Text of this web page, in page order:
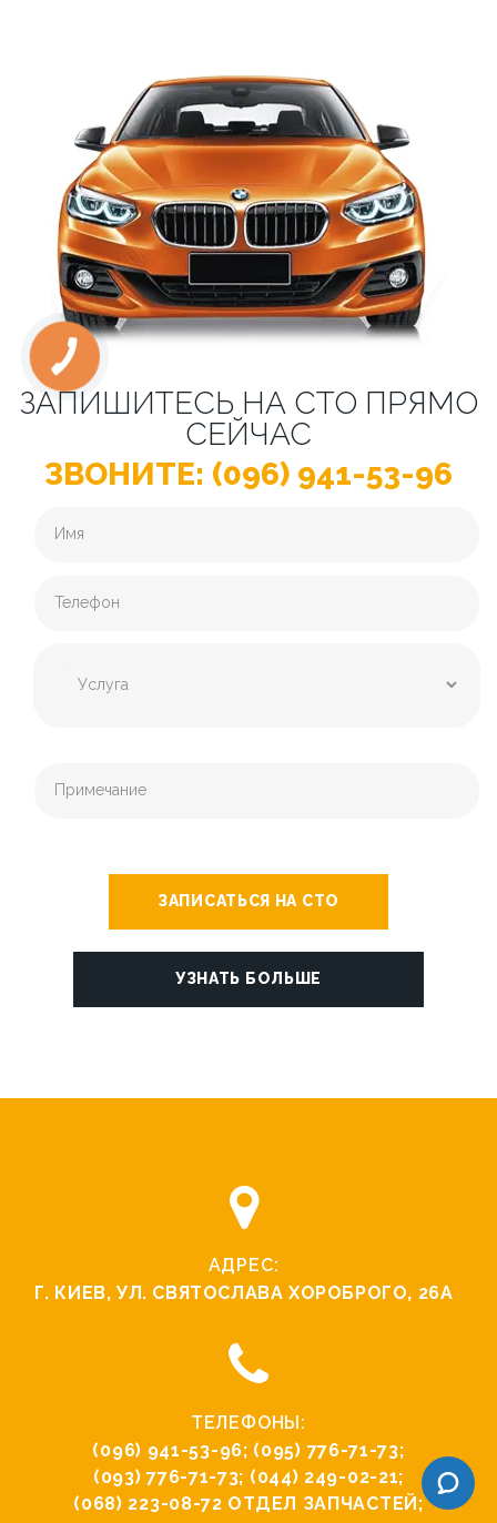
ЗАПИШИТЕСЬ НА СТО ПРЯМО
СЕЙЧАС
ЗВОНИТЕ: (096) 941-53-96
ЗАПИСАТЬСЯ НА СТО
УЗНАТЬ БОЛЬШЕ
АДРЕС:
Г. КИЕВ, УЛ. СВЯТОCЛАВА ХОРОБРОГО, 26А
ТЕЛЕФОНЫ:
(096) 941-53-96; (095) 776-71-73;
(093) 776-71-73; (044) 249-02-21;
(068) 223-08-72 ОТДЕЛ ЗАПЧАСТЕЙ;